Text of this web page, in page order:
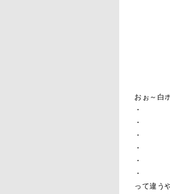
おぉ～白
・
・
・
・
・
・
って違う